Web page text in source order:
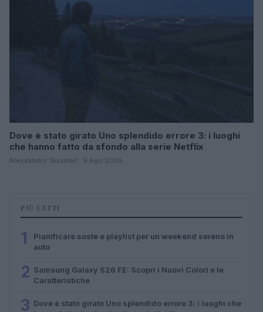
Dove è stato girato Uno splendido errore 3: i luoghi
che hanno fatto da sfondo alla serie Netflix
Alessandro Tassinari · 9 Ago 2026
PIÙ LETTI
1
Pianificare soste e playlist per un weekend sereno in
auto
2 Samsung Galaxy S26 FE: Scopri i Nuovi Colori e le
Caratteristiche
3 Dove è stato girato Uno splendido errore 3: i luoghi che